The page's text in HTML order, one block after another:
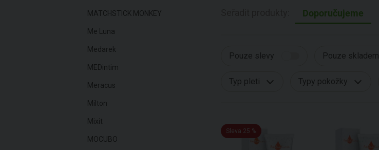
MATCHSTICK MONKEY
Me Luna
Medarek
MEDintim
Meracus
Milton
Mixit
MOCUBO
Doporučujeme
Pouze slevy Pouze skladem
Typ pleti Typy pokožky
Sleva 25 %